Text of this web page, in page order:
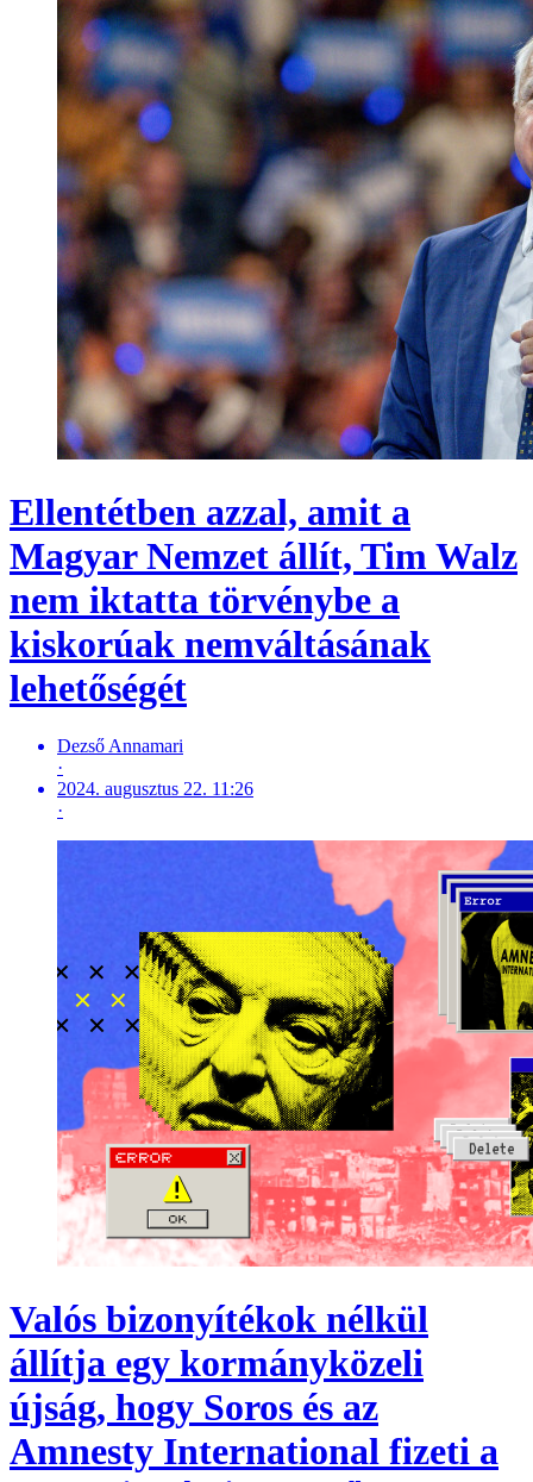
Ellentétben azzal, amit a
Magyar Nemzet állít, Tim Walz
nem iktatta törvénybe a
kiskorúak nemváltásának
lehetőségét
Dezső Annamari
·
2024. augusztus 22. 11:26
·
Valós bizonyítékok nélkül
állítja egy kormányközeli
újság, hogy Soros és az
Amnesty International fizeti a